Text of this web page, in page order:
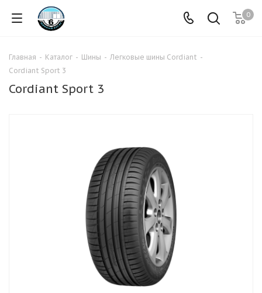
0
Главная - Каталог - Шины - Легковые шины Cordiant -
Cordiant Sport 3
Cordiant Sport 3